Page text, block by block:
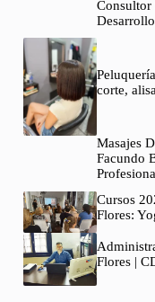
Consultor
corte,
Masajes
Facundo
Cursos
Flores:
Flores |